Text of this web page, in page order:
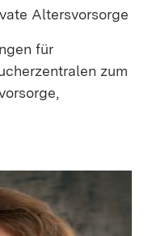
Altersvorsorge
für
zum